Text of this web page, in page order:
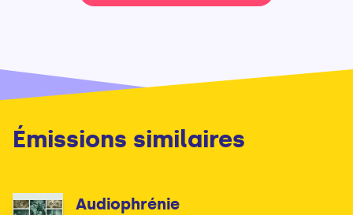
Émissions similaires
Audiophrénie